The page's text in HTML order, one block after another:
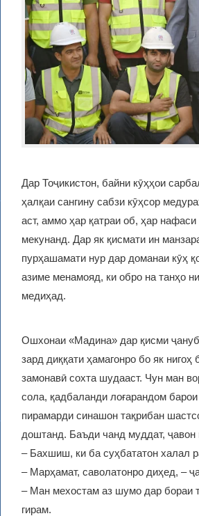
Дар Тоҷикистон, байни кӯҳҳои
ҳалқаи сангину сабзи кӯҳсор
аст, аммо ҳар қатраи об, ҳар
мекунанд. Дар як қисмати ин
пурҳашамати нур дар доманаи кӯҳ
азиме менамояд, ки обро на танҳо
медиҳад.
Ошхонаи «Мадина» дар қисми
зард диққати ҳамагонро бо як
замонавӣ сохта шудааст. Чун ман
сола, қадбаланди лоғарандом
пирамарди синашон тақрибан
доштанд. Баъди чанд муддат, ҷавон
– Бахшиш, ки ба суҳбататон халал
– Марҳамат, саволатонро диҳед, –
– Ман мехостам аз шумо дар бораи
гирам.